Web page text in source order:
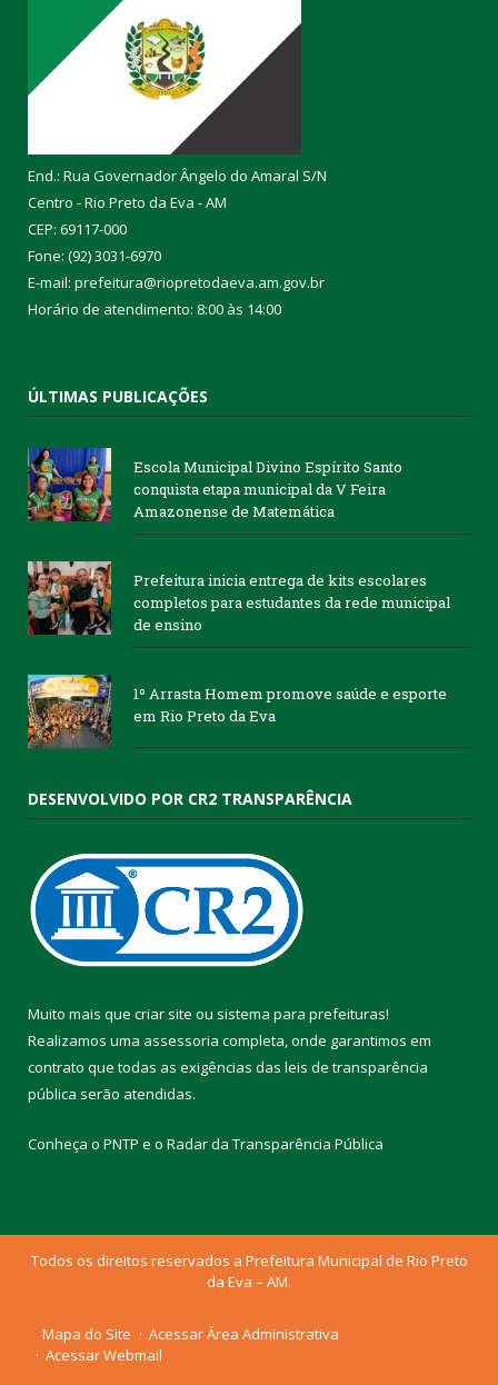
End.: Rua Governador Ângelo do Amaral S/N
Centro - Rio Preto da Eva - AM
CEP: 69117-000
Fone: (92) 3031-6970
E-mail: prefeitura@riopretodaeva.am.gov.br
Horário de atendimento: 8:00 às 14:00
ÚLTIMAS PUBLICAÇÕES
Escola Municipal Divino Espírito Santo
conquista etapa municipal da V Feira
Amazonense de Matemática
Prefeitura inicia entrega de kits escolares
completos para estudantes da rede municipal
de ensino
1º Arrasta Homem promove saúde e esporte
em Rio Preto da Eva
DESENVOLVIDO POR CR2 TRANSPARÊNCIA
Muito mais que criar site ou sistema para prefeituras!
Realizamos uma assessoria completa, onde garantimos em
contrato que todas as exigências das leis de transparência
pública serão atendidas.
Conheça o PNTP e o Radar da Transparência Pública
Todos os direitos reservados a Prefeitura Municipal de Rio Preto
da Eva – AM.
Mapa do Site
Acessar Área Administrativa
Acessar Webmail